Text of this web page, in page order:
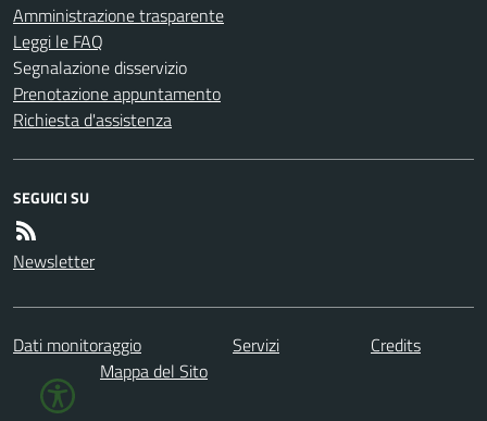
Amministrazione trasparente
Leggi le FAQ
Segnalazione disservizio
Prenotazione appuntamento
Richiesta d'assistenza
SEGUICI SU
Newsletter
Dati monitoraggio Servizi
Credits
Mappa del Sito